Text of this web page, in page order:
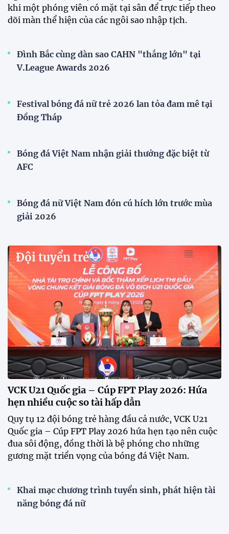
khi một phóng viên có mặt tại sân để trực tiếp theo
dõi màn thể hiện của các ngôi sao nhập tịch.
Đình Bắc cùng dàn sao CAHN "thắng lớn" tại
V.League Awards 2026
Festival bóng đá nữ trẻ 2026 lan tỏa đam mê tại
Đồng Tháp
Bóng đá Việt Nam nhận giải thưởng đặc biệt từ
AFC
Bóng đá nữ Việt Nam đón cú hích lớn trước mùa
giải 2026
Đội tuyển trẻ
VCK U21 Quốc gia – Cúp FPT Play 2026: Hứa
hẹn nhiều cuộc so tài hấp dẫn
Quy tụ 12 đội bóng trẻ hàng đầu cả nước, VCK U21
Quốc gia – Cúp FPT Play 2026 hứa hẹn tạo nên cuộc
đua sôi động, đồng thời là bệ phóng cho những
gương mặt triển vọng của bóng đá Việt Nam.
Khai mạc chương trình tuyển sinh, phát hiện tài
năng bóng đá nữ